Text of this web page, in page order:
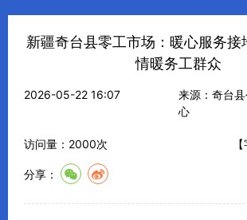
新疆奇台县零工市场：暖心服务接
情暖务工群众
2026-05-22 16:07
来源：奇台
心
访问量： 2000次
分享：